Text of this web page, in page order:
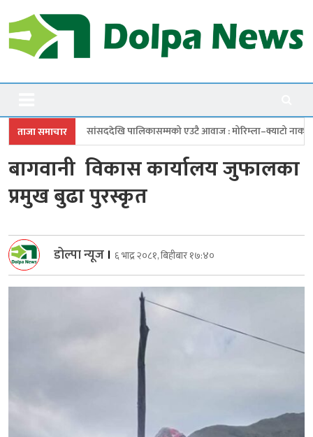
to
content
Dolpanews
ताजा समाचार
पालिकासम्मको एउटै आवाज : मोरिम्ला–क्याटो नाका तत्काल खोल चारबुँदे
बागवानी विकास कार्यालय जुफालका
प्रमुख बुढा पुरस्कृत
डोल्पा न्यूज । ६ भाद्र २०८१, बिहीबार १७:४०